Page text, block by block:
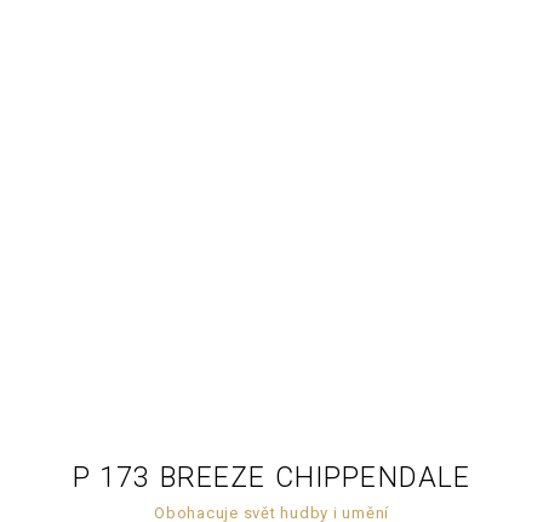
P 173 BREEZE CHIPPENDALE
Obohacuje svět hudby i umění